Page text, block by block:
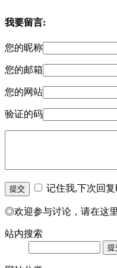
我要留言:
您的昵称
您的邮箱
您的网站
验证的码
记住我,下次回
◎欢迎参与讨论，请在这
站内搜索